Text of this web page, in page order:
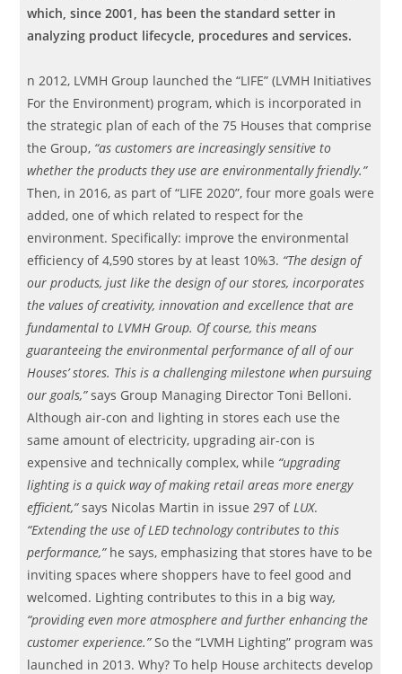
which, since 2001, has been the standard setter in
analyzing product lifecycle, procedures and services.
n 2012, LVMH Group launched the “LIFE” (LVMH Initiatives
For the Environment) program, which is incorporated in
the strategic plan of each of the 75 Houses that comprise
the Group, “as customers are increasingly sensitive to
whether the products they use are environmentally friendly.”
Then, in 2016, as part of “LIFE 2020”, four more goals were
added, one of which related to respect for the
environment. Specifically: improve the environmental
efficiency of 4,590 stores by at least 10%3. “The design of
our products, just like the design of our stores, incorporates
the values of creativity, innovation and excellence that are
fundamental to LVMH Group. Of course, this means
guaranteeing the environmental performance of all of our
Houses’ stores. This is a challenging milestone when pursuing
our goals,”says Group Managing Director Toni Belloni.
Although air-con and lighting in stores each use the
same amount of electricity, upgrading air-con is
expensive and technically complex, while “upgrading
lighting is a quick way of making retail areas more energy
efficient,”says Nicolas Martin in issue 297 of LUX.
“Extending the use of LED technology contributes to this
performance,” he says, emphasizing that stores have to be
inviting spaces where shoppers have to feel good and
welcomed. Lighting contributes to this in a big way,
“providing even more atmosphere and further enhancing the
customer experience.”So the “LVMH Lighting” program was
launched in 2013. Why? To help House architects develop